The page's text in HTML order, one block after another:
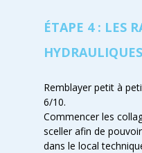
ÉTAPE 4 : LES
HYDRAULIQUES
Remblayer petit à
6/10.
Commencer les
sceller afin de
dans le local